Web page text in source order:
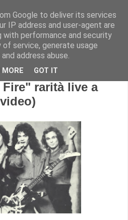
Fire" rarità live a
Google to deliver its services
IP address and user-agent are
with performance and security
service, generate usage
address abuse.
MORE GOT IT